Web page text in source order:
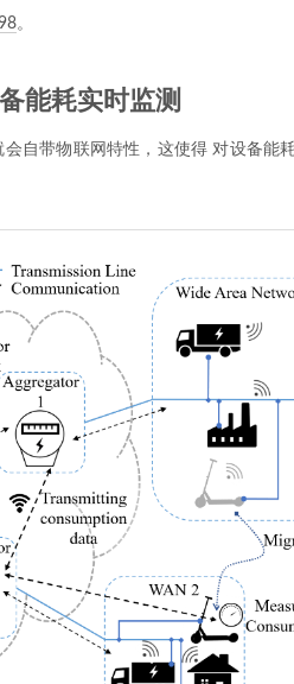
。
能耗实时监测
自带物联网特性，这使得 对设备能